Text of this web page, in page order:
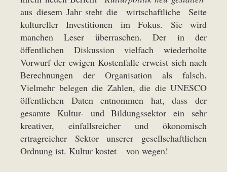
aus diesem Jahr steht die wirtschaftliche Seite
kultureller Investitionen im Fokus. Sie wird
manchen Leser überraschen. Der in der
öffentlichen Diskussion vielfach wiederholte
Vorwurf der ewigen Kostenfalle erweist sich nach
Berechnungen der Organisation als falsch.
Vielmehr belegen die Zahlen, die die UNESCO
öffentlichen Daten entnommen hat, dass der
gesamte Kultur- und Bildungssektor ein sehr
kreativer, einfallsreicher und ökonomisch
ertragreicher Sektor unserer gesellschaftlichen
Ordnung ist. Kultur kostet – von wegen!